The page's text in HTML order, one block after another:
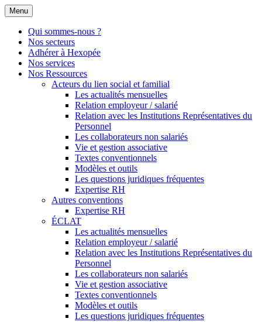
Menu
Qui sommes-nous ?
Nos secteurs
Adhérer à Hexopée
Nos services
Nos Ressources
Acteurs du lien social et familial
Les actualités mensuelles
Relation employeur / salarié
Relation avec les Institutions Représentatives du
Personnel
Les collaborateurs non salariés
Vie et gestion associative
Textes conventionnels
Modèles et outils
Les questions juridiques fréquentes
Expertise RH
Autres conventions
Expertise RH
ÉCLAT
Les actualités mensuelles
Relation employeur / salarié
Relation avec les Institutions Représentatives du
Personnel
Les collaborateurs non salariés
Vie et gestion associative
Textes conventionnels
Modèles et outils
Les questions juridiques fréquentes